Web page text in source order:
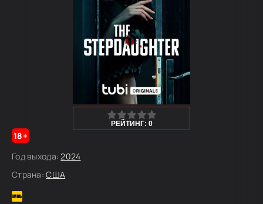
4
5
РЕЙТИНГ: 0
18+
Год выхода: 2024
Страна: США